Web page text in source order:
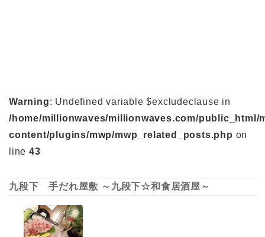
Warning: Undefined variable $excludeclause in
/home/millionwaves/millionwaves.com/public_html/
content/plugins/mwp/mwp_related_posts.php on
line 43
九段下 手だれ屋敷 ～九段下☆和食居酒屋～